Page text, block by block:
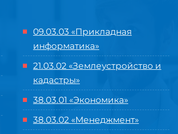
09.03.03 «Прикладная
информатика»
21.03.02 «Землеустройство и
кадастры»
38.03.01 «Экономика»
38.03.02 «Менеджмент»